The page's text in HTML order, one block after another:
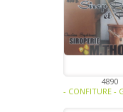
4890
- CONFITURE -